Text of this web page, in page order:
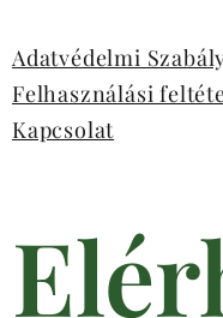
Adatvédelmi
Felhasználási
Kapcsolat